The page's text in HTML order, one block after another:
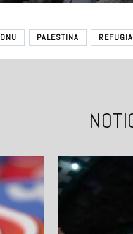
ONU PALESTINA